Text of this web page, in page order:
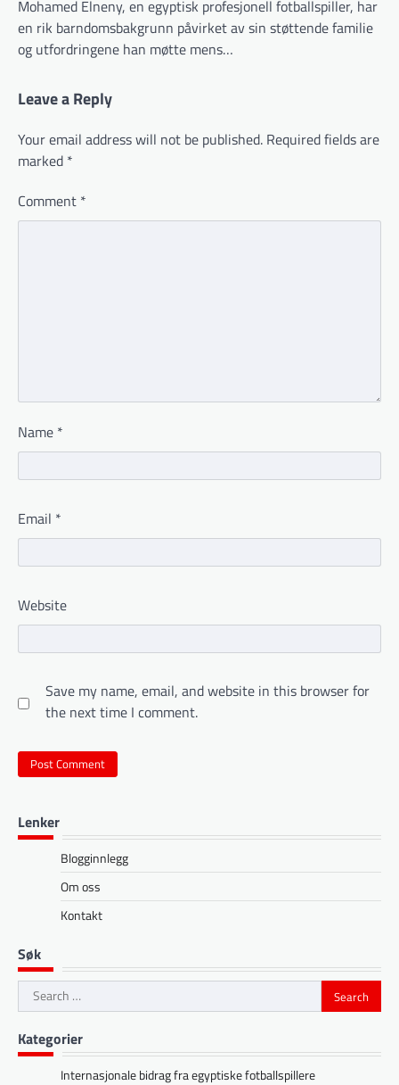
Mohamed Elneny, en egyptisk profesjonell fotballspiller, har
en rik barndomsbakgrunn påvirket av sin støttende familie
og utfordringene han møtte mens…
Leave a Reply
Your email address will not be published. Required fields are
marked *
Comment *
Name *
Email *
Website
Save my name, email, and website in this browser for
the next time I comment.
Lenker
Blogginnlegg
Om oss
Kontakt
Søk
Search
for:
Kategorier
Internasjonale bidrag fra egyptiske fotballspillere